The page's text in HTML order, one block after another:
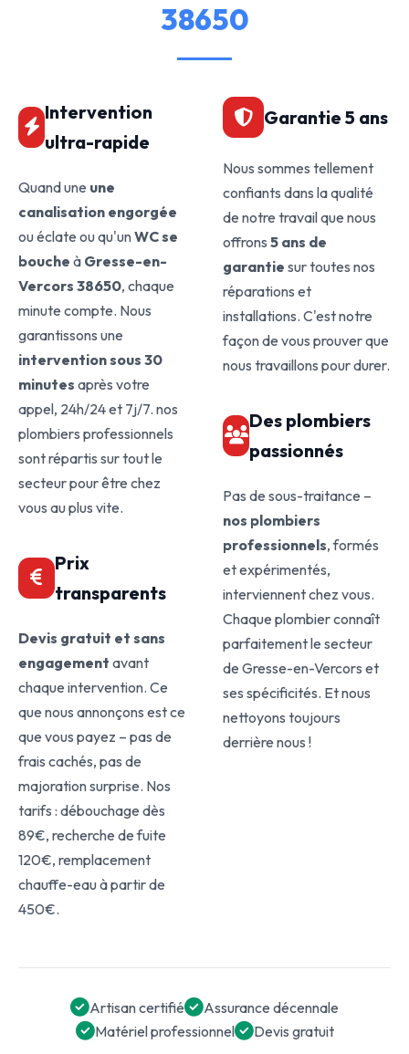
38650
Intervention
ultra-rapide
Quand une une
canalisation engorgée
ou éclate ou qu'unWC se
bouche à Gresse-en-
Vercors 38650, chaque
minute compte. Nous
garantissons une
intervention sous 30
minutes après votre
appel, 24h/24 et 7j/7. nos
plombiers professionnels
sont répartis sur tout le
secteur pour être chez
vous au plus vite.
Prix
transparents
Devis gratuit et sans
engagement avant
chaque intervention. Ce
que nous annonçons est ce
que vous payez – pas de
frais cachés, pas de
majoration surprise. Nos
tarifs : débouchage dès
89€, recherche de fuite
120€, remplacement
chauffe-eau à partir de
450€.
Garantie 5 ans
Nous sommes tellement
confiants dans la qualité
de notre travail que nous
offrons 5 ans de
garantie sur toutes nos
réparations et
installations. C'est notre
façon de vous prouver que
nous travaillons pour durer.
Des plombiers
passionnés
Pas de sous-traitance –
nos plombiers
professionnels, formés
et expérimentés,
interviennent chez vous.
Chaque plombier connaît
parfaitement le secteur
de Gresse-en-Vercors et
ses spécificités. Et nous
nettoyons toujours
derrière nous !
Artisan certifié
Assurance décennale
Matériel professionnel
Devis gratuit